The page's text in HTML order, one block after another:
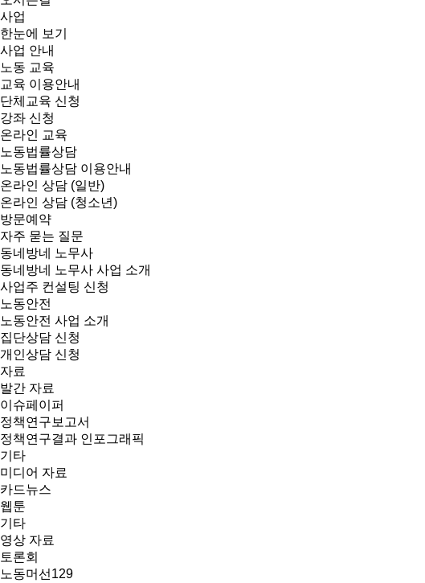
사업
한눈에 보기
사업 안내
노동 교육
교육 이용안내
단체교육 신청
강좌 신청
온라인 교육
노동법률상담
노동법률상담 이용안내
온라인 상담 (일반)
온라인 상담 (청소년)
방문예약
자주 묻는 질문
동네방네 노무사
동네방네 노무사 사업 소개
사업주 컨설팅 신청
노동안전
노동안전 사업 소개
집단상담 신청
개인상담 신청
자료
발간 자료
이슈페이퍼
정책연구보고서
정책연구결과 인포그래픽
기타
미디어 자료
카드뉴스
웹툰
기타
영상 자료
토론회
노동머선129